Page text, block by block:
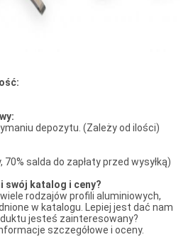
depozytu. (Zależy od ilości)
salda do zapłaty przed wysyłką)
swój katalog i ceny?
rodzajów profili aluminiowych,
w katalogu. Lepiej jest dać nam
jesteś zainteresowany?
szczegółowe i oceny.